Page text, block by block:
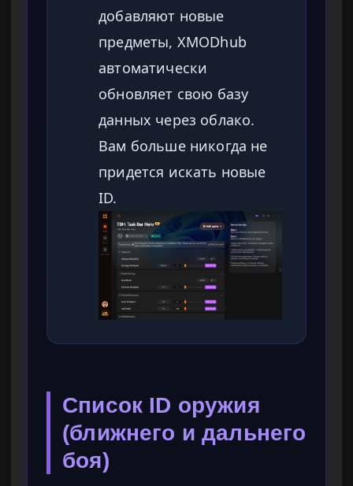
добавляют новые
предметы, XMODhub
автоматически
обновляет свою базу
данных через облако.
Вам больше никогда не
придется искать новые
ID.
Список ID оружия
(ближнего и дальнего
боя)